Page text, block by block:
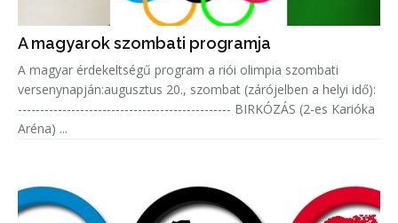
A magyarok szombati programja
A magyar érdekeltségű program a riói olimpia szombati
versenynapján:augusztus 20., szombat (zárójelben a helyi idő):
------------------------------------------------ BIRKÓZÁS (2-es Karióka
Aréna) ...